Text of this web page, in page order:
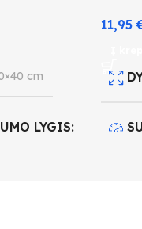
cm
LYGIS
11,95